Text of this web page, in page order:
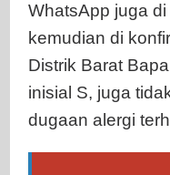
WhatsApp juga
kemudian di
Distrik Barat
inisial S, juga
dugaan alergi